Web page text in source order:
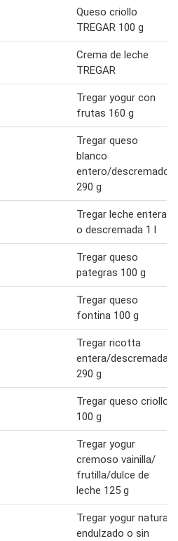
Queso criollo
TREGAR 100 g
Crema de leche
TREGAR
Tregar yogur con
frutas 160 g
Tregar queso
blanco
entero/descremado
290 g
Tregar leche entera
o descremada 1 l
Tregar queso
pategras 100 g
Tregar queso
fontina 100 g
Tregar ricotta
entera/descremada
290 g
Tregar queso criollo
100 g
Tregar yogur
cremoso vainilla/
frutilla/dulce de
leche 125 g
Tregar yogur natural
endulzado o sin